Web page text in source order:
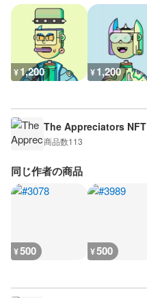
¥1,200 ¥1,200
The Appreciators NFT
商品数113
同じ作者の商品
¥500 ¥500